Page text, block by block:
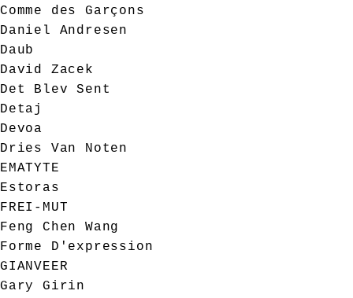
Comme des Garçons
Daniel Andresen
Daub
David Zacek
Det Blev Sent
Detaj
Devoa
Dries Van Noten
EMATYTE
Estoras
FREI-MUT
Feng Chen Wang
Forme D'expression
GIANVEER
Gary Girin